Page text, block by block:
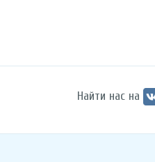
Найти нас на